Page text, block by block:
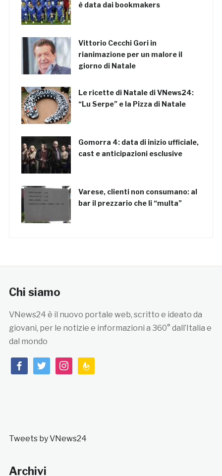
è data dai bookmakers
Vittorio Cecchi Gori in
rianimazione per un malore il
giorno di Natale
Le ricette di Natale di VNews24:
“Lu Serpe” e la Pizza di Natale
Gomorra 4: data di inizio ufficiale,
cast e anticipazioni esclusive
Varese, clienti non consumano: al
bar il prezzario che li “multa”
Chi siamo
VNews24 è il nuovo portale web, scritto e ideato da
giovani, per le notizie e informazioni a 360° dall’Italia e
dal mondo
facebooktwitterinstagramfeedburner
Tweets by VNews24
Archivi